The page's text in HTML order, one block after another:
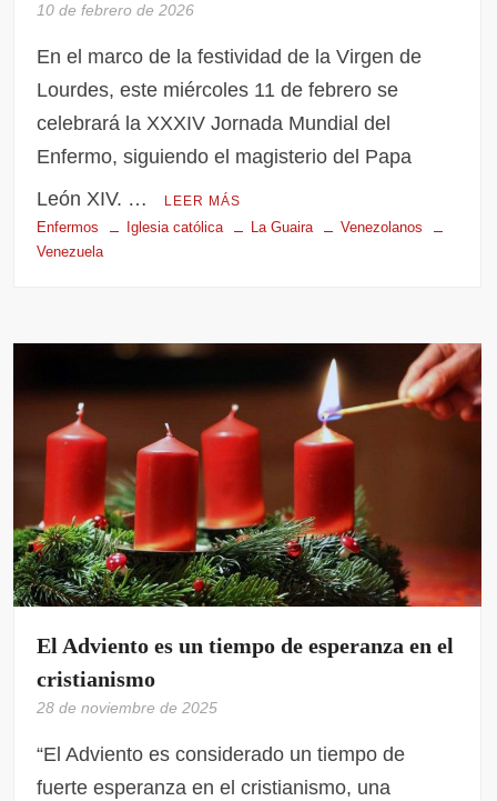
10 de febrero de 2026
En el marco de la festividad de la Virgen de
Lourdes, este miércoles 11 de febrero se
celebrará la XXXIV Jornada Mundial del
Enfermo, siguiendo el magisterio del Papa
León XIV. …
LEER MÁS
Enfermos Iglesia católica La Guaira
Venezolanos
Venezuela
El Adviento es un tiempo de esperanza en el
cristianismo
28 de noviembre de 2025
“El Adviento es considerado un tiempo de
fuerte esperanza en el cristianismo, una